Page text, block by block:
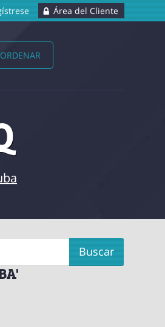
Área del Cliente
ORDENAR